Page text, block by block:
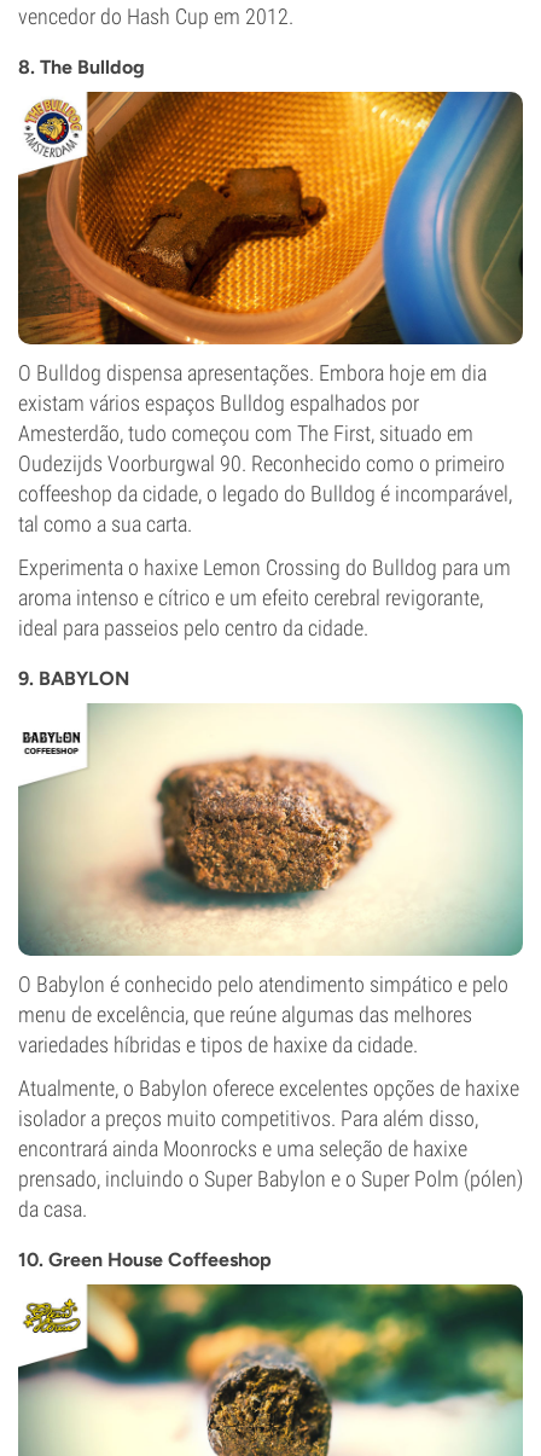
vencedor do Hash Cup em 2012.
8. The Bulldog
O Bulldog dispensa apresentações. Embora hoje em dia
existam vários espaços Bulldog espalhados por
Amesterdão, tudo começou com The First, situado em
Oudezijds Voorburgwal 90. Reconhecido como o primeiro
coffeeshop da cidade, o legado do Bulldog é incomparável,
tal como a sua carta.
Experimenta o haxixe Lemon Crossing do Bulldog para um
aroma intenso e cítrico e um efeito cerebral revigorante,
ideal para passeios pelo centro da cidade.
9. BABYLON
O Babylon é conhecido pelo atendimento simpático e pelo
menu de excelência, que reúne algumas das melhores
variedades híbridas e tipos de haxixe da cidade.
Atualmente, o Babylon oferece excelentes opções de haxixe
isolador a preços muito competitivos. Para além disso,
encontrará ainda Moonrocks e uma seleção de haxixe
prensado, incluindo o Super Babylon e o Super Polm (pólen)
da casa.
10. Green House Coffeeshop